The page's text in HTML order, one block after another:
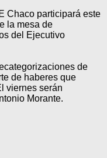
Chaco participará este
la mesa de
del Ejecutivo
de
de haberes que
viernes serán
Morante.